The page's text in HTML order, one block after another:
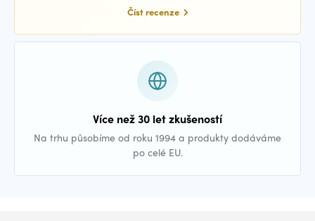
Číst recenze
Více než 30 let zkušeností
Na trhu působíme od roku 1994 a produkty dodáváme
po celé EU.